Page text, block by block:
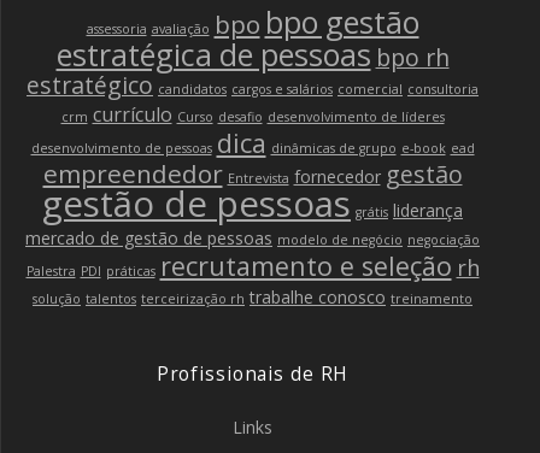
assessoria avaliação bpo bpo gestão
estratégica de pessoas bpo rh
estratégico candidatos cargos e salários comercial consultoria
crm currículo Curso desafio desenvolvimento de líderes
desenvolvimento de pessoas dica dinâmicas de grupo e-book ead
empreendedor Entrevista fornecedor gestão
gestão de pessoas grátis liderança
mercado de gestão de pessoas modelo de negócio negociação
Palestra PDI práticas recrutamento e seleção rh
solução talentos terceirização rh trabalhe conosco treinamento
Profissionais de RH
Links